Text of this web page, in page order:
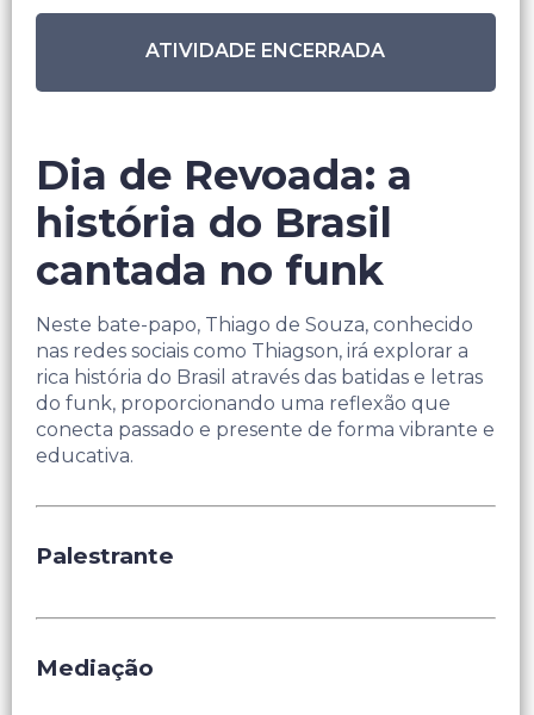
ATIVIDADE ENCERRADA
Dia de Revoada: a
história do Brasil
cantada no funk
Neste bate-papo, Thiago de Souza, conhecido
nas redes sociais como Thiagson, irá explorar a
rica história do Brasil através das batidas e letras
do funk, proporcionando uma reflexão que
conecta passado e presente de forma vibrante e
educativa.
Palestrante
Mediação